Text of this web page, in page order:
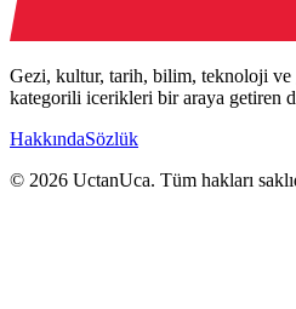
Gezi, kultur, tarih, bilim, teknoloji ve
kategorili icerikleri bir araya getiren
HakkındaSözlük
© 2026 UctanUca. Tüm hakları